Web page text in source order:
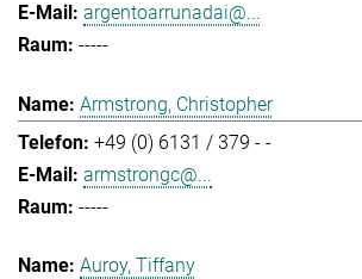
argentoarrunadai@...
-----
Armstrong, Christopher
+49 (0) 6131 / 379 - -
armstrongc@...
-----
Auroy, Tiffany